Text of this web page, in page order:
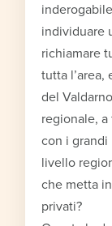
individuare
richiamare
tutta
del
regionale,
con i grandi
livello
che metta
privati?